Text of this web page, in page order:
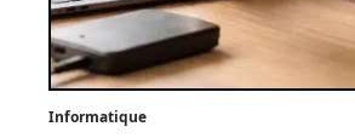
Informatique